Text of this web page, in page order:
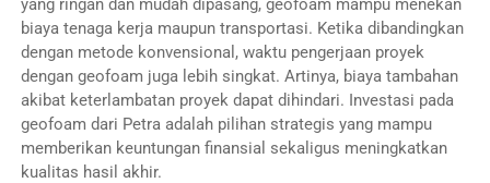
yang ringan dan mudah dipasang, geofoam mampu menekan
biaya tenaga kerja maupun transportasi. Ketika dibandingkan
dengan metode konvensional, waktu pengerjaan proyek
dengan geofoam juga lebih singkat. Artinya, biaya tambahan
akibat keterlambatan proyek dapat dihindari. Investasi pada
geofoam dari Petra adalah pilihan strategis yang mampu
memberikan keuntungan finansial sekaligus meningkatkan
kualitas hasil akhir.